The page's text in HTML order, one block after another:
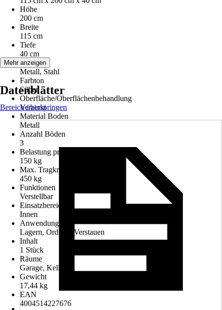
Höhe
200 cm
Breite
115 cm
Tiefe
40 cm
Material
Metall, Stahl
Farbton
Silber
Oberfläche/Oberflächenbehandlung
Verzinkt
Material Boden
Metall
Anzahl Böden
3
Belastung pro Boden
150 kg
Max. Tragkraft
450 kg
Funktionen
Verstellbar
Einsatzbereich
Innen
Anwendung
Lagern, Ordnen, Verstauen
Inhalt
1 Stück
Räume
Garage, Keller
Gewicht
17,44 kg
EAN
4004514227676
Mehr anzeigen
Datenblätter
Bereich überspringen